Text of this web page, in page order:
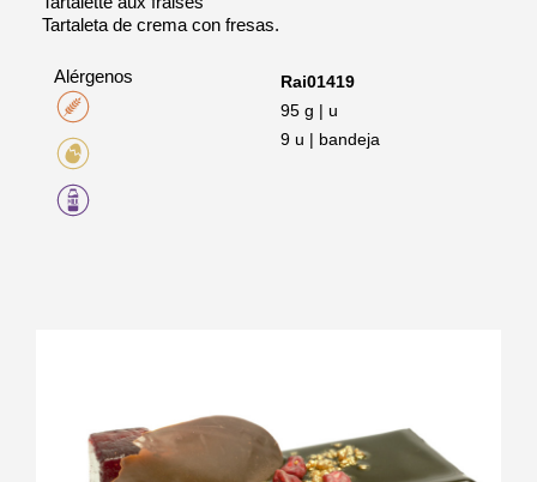
Tartaleta de crema con fresas.
Alérgenos
Rai01419
95 g | u
9 u | bandeja